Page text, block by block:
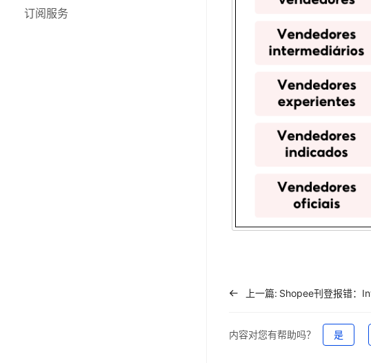
功能更新日志
订阅服务
上一篇:
内容对您有帮助吗？ 是